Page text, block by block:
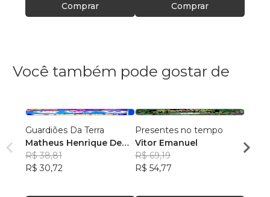
Comprar Comprar
Você também pode gostar de
Guardiões Da Terra
Matheus Henrique De
Souza
R$ 38,81
R$ 30,72
Presentes no tempo
Vitor Emanuel
R$ 69,19
R$ 54,77
Mari